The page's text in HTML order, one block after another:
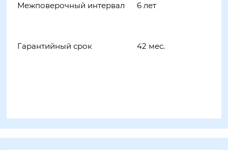
Межповерочный интервал 6 лет
Гарантийный срок 42 мес.